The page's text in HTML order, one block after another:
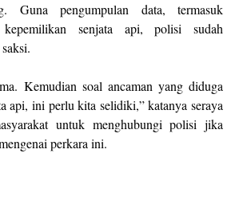
Guna pengumpulan data, termasuk
kepemilikan senjata api, polisi sudah
Kemudian soal ancaman yang diduga
api, ini perlu kita selidiki,” katanya seraya
untuk menghubungi polisi jika
perkara ini.